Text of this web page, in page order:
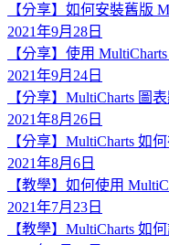
【分享】如何安裝舊版
2021年9月28日
【分享】使用
2021年9月24日
【分享】MultiCharts 圖
2021年8月26日
【分享】MultiCharts 如
2021年8月6日
【教學】如何使用
2021年7月23日
【教學】MultiCharts 如